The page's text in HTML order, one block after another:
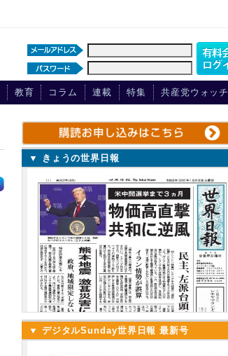
教育 コラム 連載 特集 共産党ウォッチ
▼ きょうの世界日報
▼ デジタルSunday世界日報 最新号